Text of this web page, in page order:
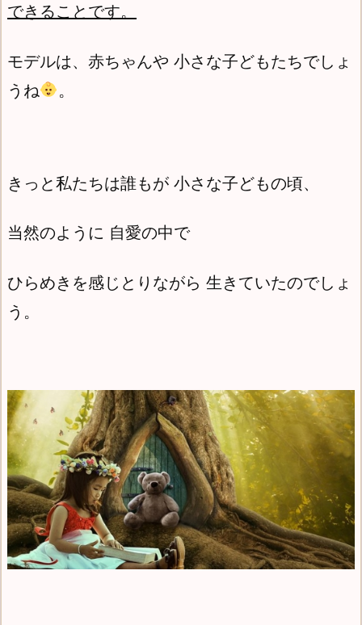
できることです。
モデルは、赤ちゃんや 小さな子どもたちでしょ
うね
。
きっと私たちは誰もが 小さな子どもの頃、
当然のように 自愛の中で
ひらめきを感じとりながら 生きていたのでしょ
う。